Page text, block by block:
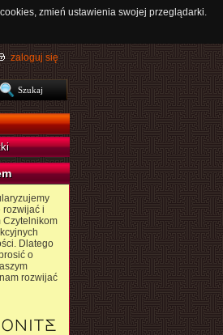
zmień ustawienia swojej przeglądarki.
zaloguj się
rozwijać i
Czytelnikom
Dlatego
o
rozwijać